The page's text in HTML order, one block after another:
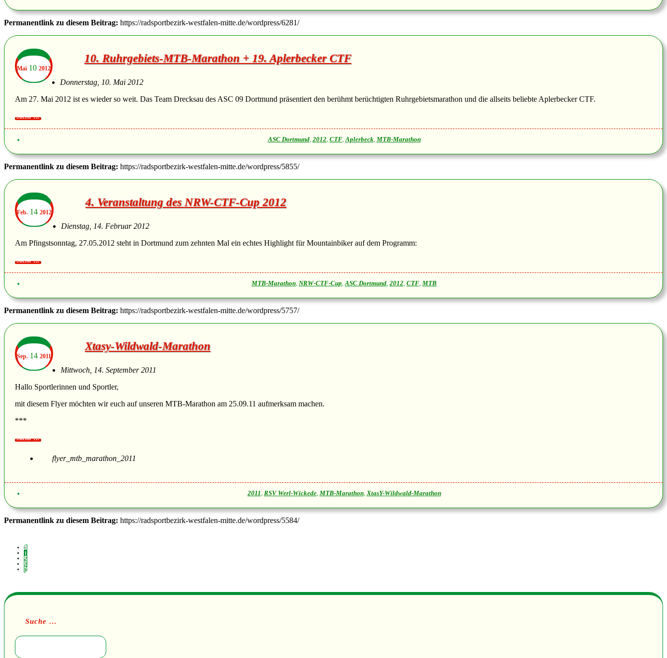
Permanentlink zu diesem Beitrag: https://radsportbezirk-westfalen-mitte.de/wordpress/6281/
Mai 10 2012
10. Ruhrgebiets-MTB-Marathon + 19. Aplerbecker CTF
Donnerstag, 10. Mai 2012
Am 27. Mai 2012 ist es wieder so weit. Das Team Drecksau des ASC 09 Dortmund präsentiert den berühmt berüchtigten Ruhrgebietsmarathon und die allseits beliebte Aplerbecker CTF.
ASC Dortmund, 2012, CTF,Aplerbeck, MTB-Marathon
Permanentlink zu diesem Beitrag: https://radsportbezirk-westfalen-mitte.de/wordpress/5855/
Feb. 14 2012
4. Veranstaltung des NRW-CTF-Cup 2012
Dienstag, 14. Februar 2012
Am Pfingstsonntag, 27.05.2012 steht in Dortmund zum zehnten Mal ein echtes Highlight für Mountainbiker auf dem Programm:
MTB-Marathon, NRW-CTF-Cup,ASC Dortmund, 2012, CTF, MTB
Permanentlink zu diesem Beitrag: https://radsportbezirk-westfalen-mitte.de/wordpress/5757/
Sep. 14 2011
Xtasy-Wildwald-Marathon
Mittwoch, 14. September 2011
Hallo Sportlerinnen und Sportler,
mit diesem Flyer möchten wir euch auf unseren MTB-Marathon am 25.09.11 aufmerksam machen.
***
flyer_mtb_marathon_2011
2011 , RSV Werl-Wickede, MTB-Marathon,XtasY-Wildwald-Marathon
Permanentlink zu diesem Beitrag: https://radsportbezirk-westfalen-mitte.de/wordpress/5584/
1
2
3
Suche …